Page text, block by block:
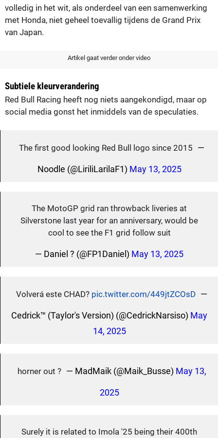
volledig in het wit, als onderdeel van een samenwerking
met Honda, niet geheel toevallig tijdens de Grand Prix
van Japan.
Artikel gaat verder onder video
Subtiele kleurverandering
Red Bull Racing heeft nog niets aangekondigd, maar op
social media gonst het inmiddels van de speculaties.
The first good looking Red Bull logo since 2015 —
Noodle (@LiriliLarilaF1) May 13, 2025
The MotoGP grid ran throwback liveries at
Silverstone last year for an anniversary, would be
cool to see the F1 grid follow suit
— Daniel ? (@FP1Daniel) May 13, 2025
Volverá este CHAD? pic.twitter.com/449jtZCOsD —
Cedrick™ (Taylor's Version) (@CedrickNarsiso) May
14, 2025
horner out ? — MadMaik (@Maik_Busse) May 13,
2025
Surely it is related to Imola '25 being their 400th